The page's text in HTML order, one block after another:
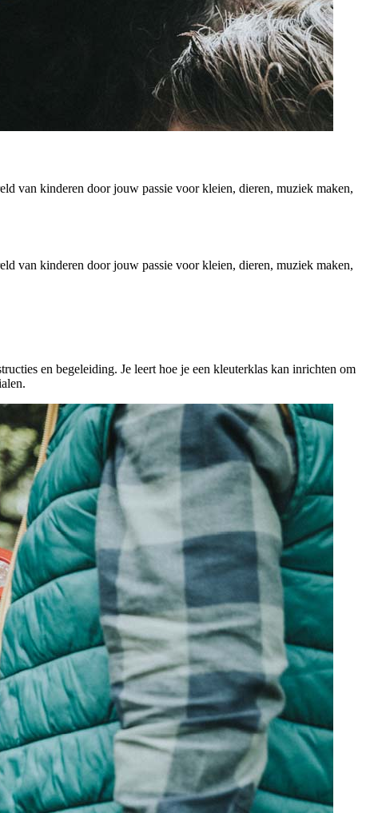
van kinderen door jouw passie voor kleien, dieren, muziek maken,
van kinderen door jouw passie voor kleien, dieren, muziek maken,
en begeleiding. Je leert hoe je een kleuterklas kan inrichten om